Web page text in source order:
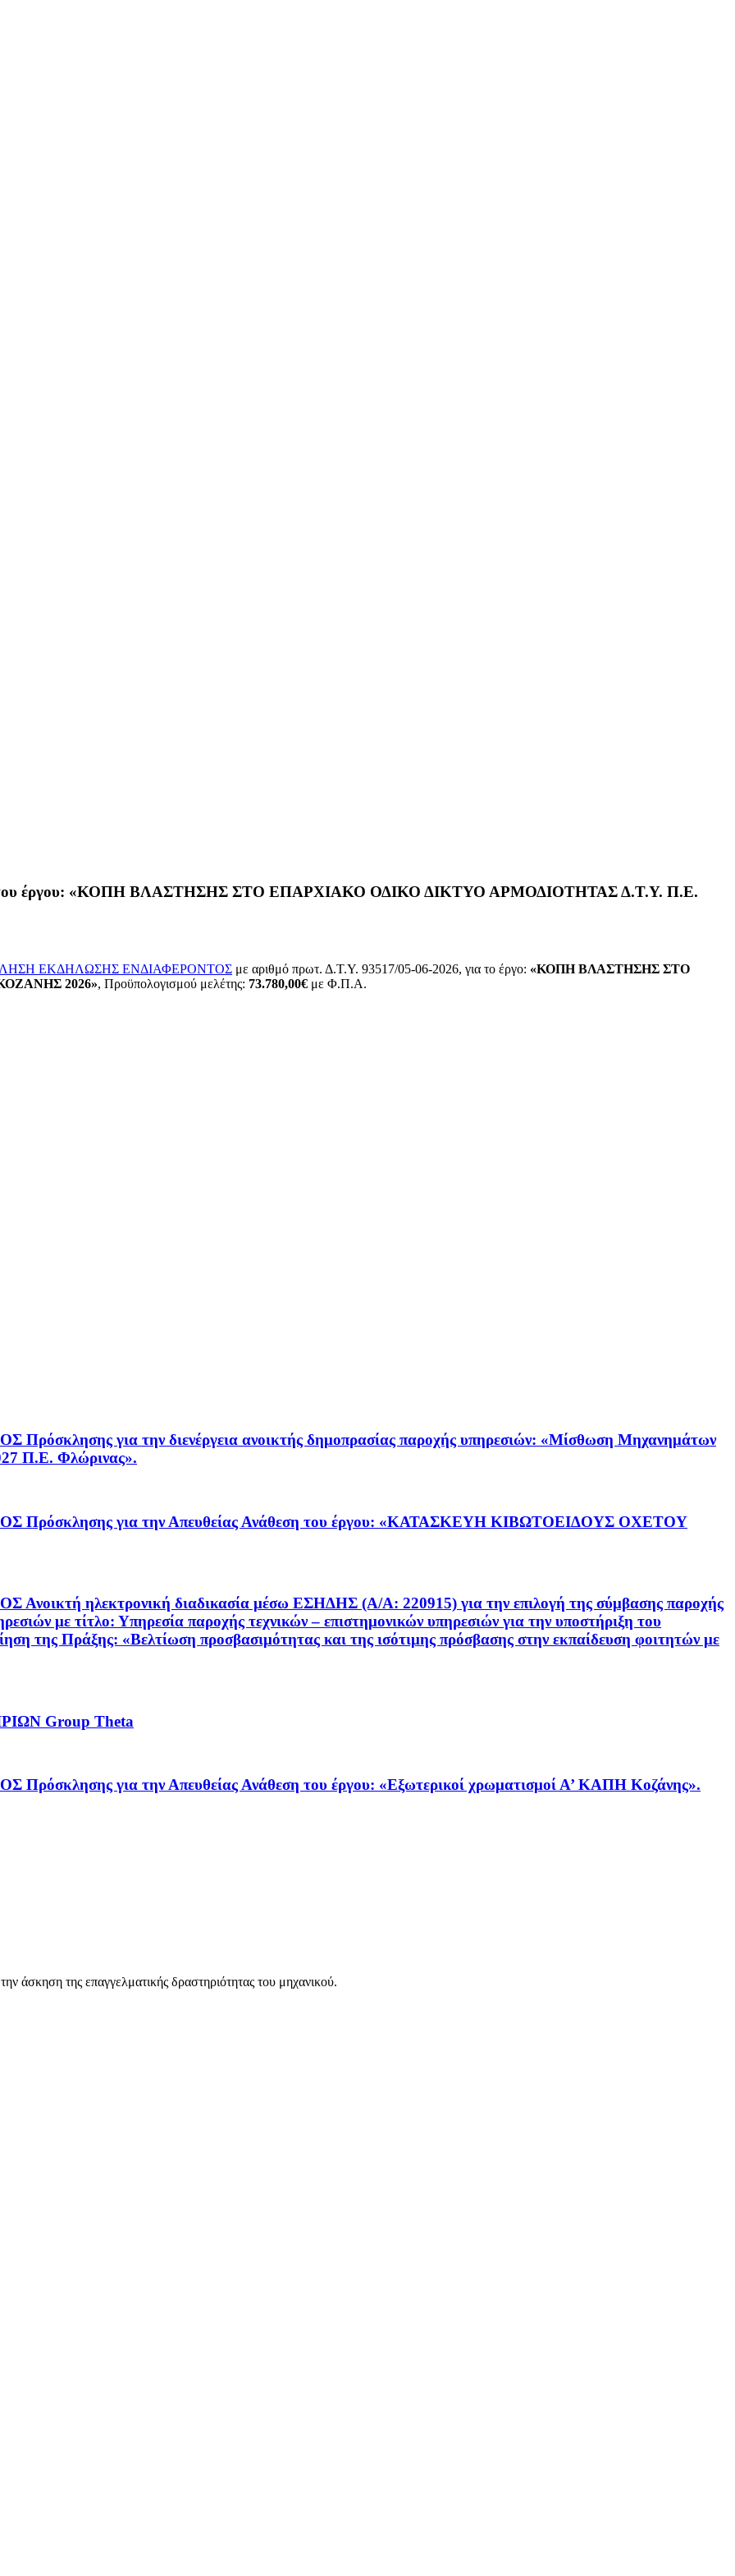
«ΚΟΠΗ ΒΛΑΣΤΗΣΗΣ ΣΤΟ ΕΠΑΡΧΙΑΚΟ ΟΔΙΚΟ ΔΙΚΤΥΟ ΑΡΜΟΔΙΟΤΗΤΑΣ Δ.Τ.Υ. Π.Ε.
ΕΚΔΗΛΩΣΗΣ ΕΝΔΙΑΦΕΡΟΝΤΟΣ με αριθμό πρωτ. Δ.Τ.Υ. 93517/05-06-2026, για το έργο: «ΚΟΠΗ ΒΛΑΣΤΗΣΗΣ ΣΤΟ
2026», Προϋπολογισμού μελέτης: 73.780,00€ με Φ.Π.Α.
για την διενέργεια ανοικτής δημοπρασίας παροχής υπηρεσιών: «Μίσθωση Μηχανημάτων
Π.Ε. Φλώρινας».
για την Απευθείας Ανάθεση του έργου: «ΚΑΤΑΣΚΕΥΗ ΚΙΒΩΤΟΕΙΔΟΥΣ ΟΧΕΤΟΥ
ηλεκτρονική διαδικασία μέσω ΕΣΗΔΗΣ (Α/Α: 220915) για την επιλογή της σύμβασης παροχής
με τίτλο: Υπηρεσία παροχής τεχνικών – επιστημονικών υπηρεσιών για την υποστήριξη του
της Πράξης: «Βελτίωση προσβασιμότητας και της ισότιμης πρόσβασης στην εκπαίδευση φοιτητών με
Group Theta
για την Απευθείας Ανάθεση του έργου: «Εξωτερικοί χρωματισμοί Α’ ΚΑΠΗ Κοζάνης».
άσκηση της επαγγελματικής δραστηριότητας του μηχανικού.